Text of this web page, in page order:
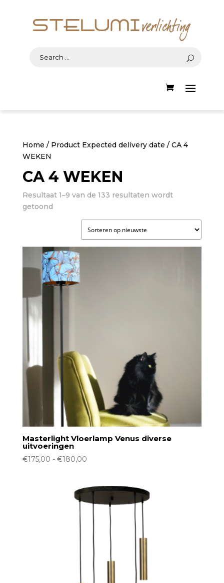
Home / Product Expected delivery date / CA 4
WEKEN
CA 4 WEKEN
Resultaat 1–9 van de 133 resultaten wordt
getoondGesorteerd
Masterlight Vloerlamp Venus diverse
uitvoeringen
€175,00 - €180,00Prijsklasse:
€180,00